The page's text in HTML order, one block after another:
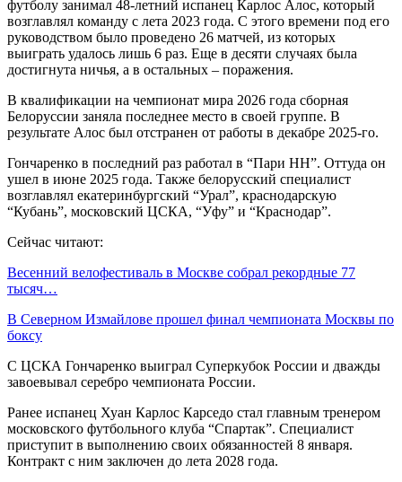
футболу занимал 48-летний испанец Карлос Алос, который
возглавлял команду с лета 2023 года. С этого времени под его
руководством было проведено 26 матчей, из которых
выиграть удалось лишь 6 раз. Еще в десяти случаях была
достигнута ничья, а в остальных – поражения.
В квалификации на чемпионат мира 2026 года сборная
Белоруссии заняла последнее место в своей группе. В
результате Алос был отстранен от работы в декабре 2025-го.
Гончаренко в последний раз работал в “Пари НН”. Оттуда он
ушел в июне 2025 года. Также белорусский специалист
возглавлял екатеринбургский “Урал”, краснодарскую
“Кубань”, московский ЦСКА, “Уфу” и “Краснодар”.
Сейчас читают:
Весенний велофестиваль в Москве собрал рекордные 77
тысяч…
В Северном Измайлове прошел финал чемпионата Москвы по
боксу
С ЦСКА Гончаренко выиграл Суперкубок России и дважды
завоевывал серебро чемпионата России.
Ранее испанец Хуан Карлос Карседо стал главным тренером
московского футбольного клуба “Спартак”. Специалист
приступит в выполнению своих обязанностей 8 января.
Контракт с ним заключен до лета 2028 года.